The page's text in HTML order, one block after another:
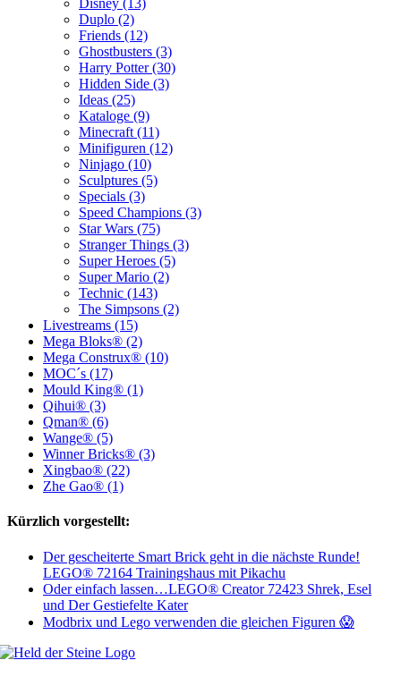
Disney (13)
Duplo (2)
Friends (12)
Ghostbusters (3)
Harry Potter (30)
Hidden Side (3)
Ideas (25)
Kataloge (9)
Minecraft (11)
Minifiguren (12)
Ninjago (10)
Sculptures (5)
Specials (3)
Speed Champions (3)
Star Wars (75)
Stranger Things (3)
Super Heroes (5)
Super Mario (2)
Technic (143)
The Simpsons (2)
Livestreams (15)
Mega Bloks® (2)
Mega Construx® (10)
MOC´s (17)
Mould King® (1)
Qihui® (3)
Qman® (6)
Wange® (5)
Winner Bricks® (3)
Xingbao® (22)
Zhe Gao® (1)
Kürzlich vorgestellt:
Der gescheiterte Smart Brick geht in die nächste Runde!
LEGO® 72164 Trainingshaus mit Pikachu
Oder einfach lassen…LEGO® Creator 72423 Shrek, Esel
und Der Gestiefelte Kater
Modbrix und Lego verwenden die gleichen Figuren 😱